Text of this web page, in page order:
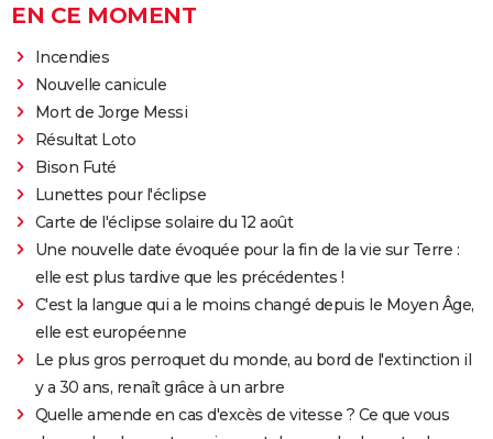
EN CE MOMENT
Incendies
Nouvelle canicule
Mort de Jorge Messi
Résultat Loto
Bison Futé
Lunettes pour l'éclipse
Carte de l'éclipse solaire du 12 août
Une nouvelle date évoquée pour la fin de la vie sur Terre :
elle est plus tardive que les précédentes !
C'est la langue qui a le moins changé depuis le Moyen Âge,
elle est européenne
Le plus gros perroquet du monde, au bord de l'extinction il
y a 30 ans, renaît grâce à un arbre
Quelle amende en cas d'excès de vitesse ? Ce que vous